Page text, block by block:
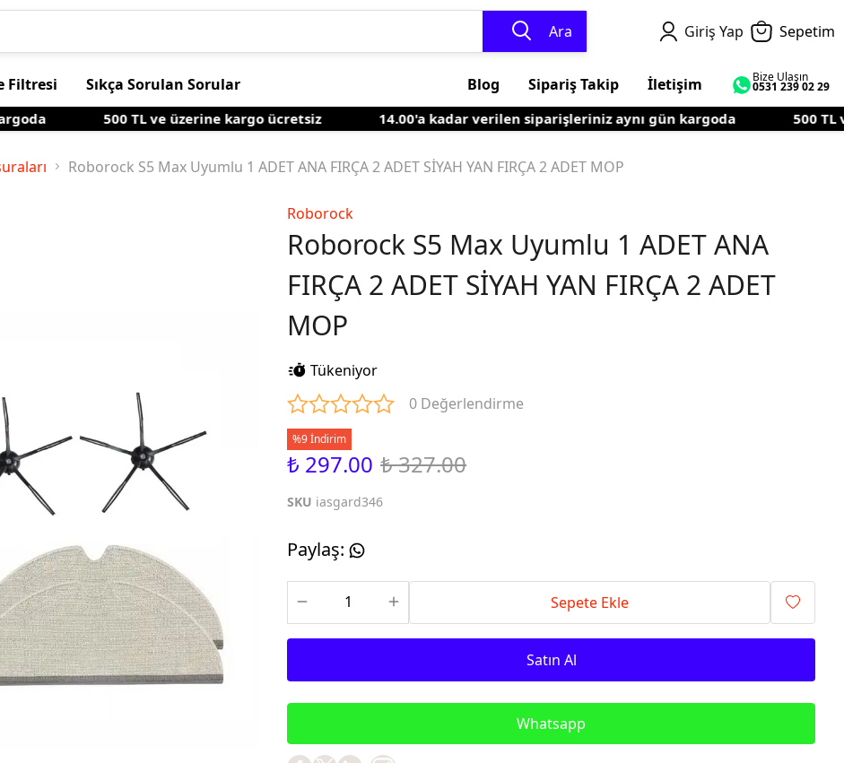
Ara Giriş Yap Sepetim
Filtresi Sıkça Sorulan Sorular Blog Sipariş Takip İletişim Bize Ulaşın
0531 239 02 29
500 TL ve üzerine kargo ücretsiz 14.00'a kadar verilen siparişleriniz aynı gün kargoda 500 TL
Roborock S5 Max Uyumlu 1 ADET ANA FIRÇA 2 ADET SİYAH YAN FIRÇA 2 ADET MOP
Roborock
Roborock S5 Max Uyumlu 1 ADET ANA
FIRÇA 2 ADET SİYAH YAN FIRÇA 2 ADET
MOP
Tükeniyor
0 Değerlendirme
%9 İndirim
₺ 297.00 ₺ 327.00
SKU iasgard346
Paylaş:
Sepete Ekle
Satın Al
Whatsapp